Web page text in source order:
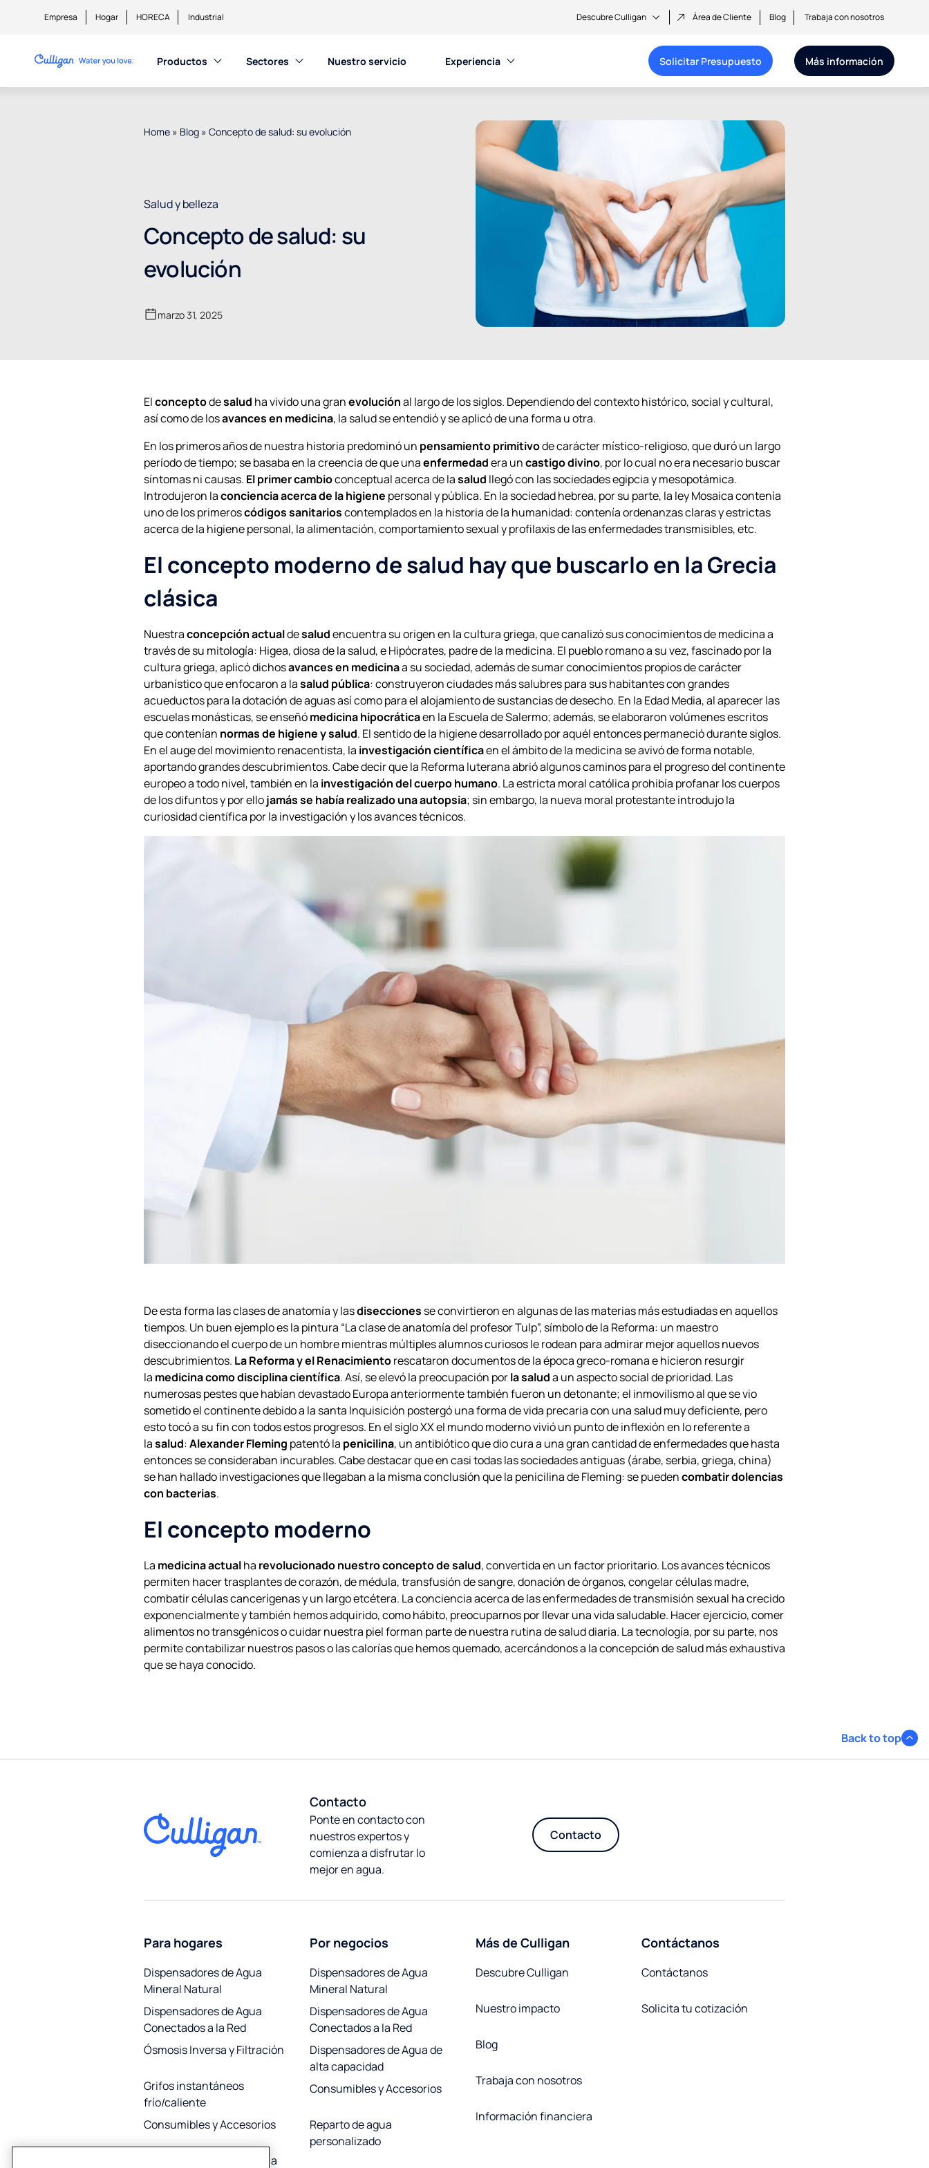
Empresa Hogar HORECA Industrial Descubre Culligan Área de Cliente Blog Trabaja con nosotros
Productos Sectores Nuestro servicio Experiencia Solicitar Presupuesto Más información
Home » Blog » Concepto de salud: su evolución
Salud y belleza
Concepto de salud: su
evolución
marzo 31, 2025
Elconceptodesalud ha vivido una granevoluciónal largo de los siglos. Dependiendo del contexto histórico, social y cultural,
así como de losavances en medicina, la salud se entendió y se aplicó de una forma u otra.
En los primeros años de nuestra historia predominó un pensamiento primitivode carácter místico-religioso, que duró un largo
período de tiempo; se basaba en la creencia de que unaenfermedadera uncastigo divino, por lo cual no era necesario buscar
síntomas ni causas. El primer cambioconceptual acerca de lasalud llegó con las sociedades egipcia y mesopotámica.
Introdujeron laconciencia acerca de la higiene personal y pública. En la sociedad hebrea, por su parte, la ley Mosaica contenía
uno de los primeroscódigos sanitarioscontemplados en la historia de la humanidad: contenía ordenanzas claras y estrictas
acerca de la higiene personal, la alimentación, comportamiento sexual y profilaxis de las enfermedades transmisibles, etc.
El concepto moderno de salud hay que buscarlo en la Grecia
clásica
Nuestraconcepción actualdesaludencuentra su origen en la cultura griega, que canalizó sus conocimientos de medicina a
través de su mitología: Higea, diosa de la salud, e Hipócrates, padre de la medicina. El pueblo romano a su vez, fascinado por la
cultura griega, aplicó dichosavances en medicinaa su sociedad, además de sumar conocimientos propios de carácter
urbanístico que enfocaron a lasalud pública: construyeron ciudades más salubres para sus habitantes con grandes
acueductos para la dotación de aguas así como para el alojamiento de sustancias de desecho. En la Edad Media, al aparecer las
escuelas monásticas, se enseñómedicina hipocráticaen la Escuela de Salermo; además, se elaboraron volúmenes escritos
que contenían normas de higiene y salud. El sentido de la higiene desarrollado por aquél entonces permaneció durante siglos.
En el auge del movimiento renacentista, la investigación científicaen el ámbito de la medicina se avivó de forma notable,
aportando grandes descubrimientos. Cabe decir que la Reforma luterana abrió algunos caminos para el progreso del continente
europeo a todo nivel, también en la investigación del cuerpo humano. La estricta moral católica prohibía profanar los cuerpos
de los difuntos y por ellojamás se había realizado una autopsia; sin embargo, la nueva moral protestante introdujo la
curiosidad científica por la investigación y los avances técnicos.
De esta forma las clases de anatomía y lasdisecciones se convirtieron en algunas de las materias más estudiadas en aquellos
tiempos. Un buen ejemplo es la pintura “La clase de anatomía del profesor Tulp”, símbolo de la Reforma: un maestro
diseccionando el cuerpo de un hombre mientras múltiples alumnos curiosos le rodean para admirar mejor aquellos nuevos
descubrimientos. La Reforma y el Renacimientorescataron documentos de la época greco-romana e hicieron resurgir
la medicina como disciplina científica. Así, se elevó la preocupación porla saluda un aspecto social de prioridad. Las
numerosas pestes que habían devastado Europa anteriormente también fueron un detonante; el inmovilismo al que se vio
sometido el continente debido a la santa Inquisición postergó una forma de vida precaria con una salud muy deficiente, pero
esto tocó a su fin con todos estos progresos. En el siglo XX el mundo moderno vivió un punto de inflexión en lo referente a
lasalud:Alexander Fleming patentó la penicilina, un antibiótico que dio cura a una gran cantidad de enfermedades que hasta
entonces se consideraban incurables. Cabe destacar que en casi todas las sociedades antiguas (árabe, serbia, griega, china)
se han hallado investigaciones que llegaban a la misma conclusión que la penicilina de Fleming: se puedencombatir dolencias
con bacterias.
El concepto moderno
La medicina actualha revolucionado nuestro concepto de salud, convertida en un factor prioritario. Los avances técnicos
permiten hacer trasplantes de corazón, de médula, transfusión de sangre, donación de órganos, congelar células madre,
combatir células cancerígenas y un largo etcétera. La conciencia acerca de las enfermedades de transmisión sexual ha crecido
exponencialmente y también hemos adquirido, como hábito, preocuparnos por llevar una vida saludable. Hacer ejercicio, comer
alimentos no transgénicos o cuidar nuestra piel forman parte de nuestra rutina de salud diaria. La tecnología, por su parte, nos
permite contabilizar nuestros pasos o las calorías que hemos quemado, acercándonos a la concepción de salud más exhaustiva
que se haya conocido.
Back to top
Contacto
Ponte en contacto con
nuestros expertos y
comienza a disfrutar lo
mejor en agua.
Contacto
Para hogares
Dispensadores de Agua
Mineral Natural
Dispensadores de Agua
Conectados a la Red
Ósmosis Inversa y Filtración
Grifos instantáneos
frío/caliente
Consumibles y Accesorios
Descalcificadores de agua
Por negocios
Dispensadores de Agua
Mineral Natural
Dispensadores de Agua
Conectados a la Red
Dispensadores de Agua de
alta capacidad
Consumibles y Accesorios
Reparto de agua
personalizado
Más de Culligan
Descubre Culligan
Nuestro impacto
Blog
Trabaja con nosotros
Información financiera
Contáctanos
Contáctanos
Solicita tu cotización